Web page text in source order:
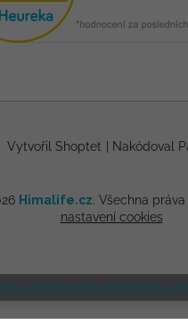
KOLEKCE HIMALIFE PRÁVĚ NA
Vytvořil Shoptet Nakódoval
Himalife.cz. Všechna
nastavení cookies